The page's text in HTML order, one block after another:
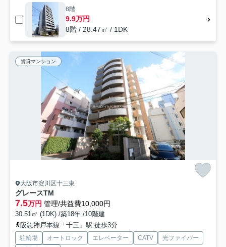
8階
9.9万円
8階 / 28.47㎡ / 1DK
賃貸マンション
大阪市淀川区十三東
グレースTM
7.5万円 管理/共益費10,000円
30.51㎡ (1DK) /築18年 /10階建
阪急神戸本線「十三」駅 徒歩3分
駐輪場 オートロック エレベーター CATV
光ファイバー